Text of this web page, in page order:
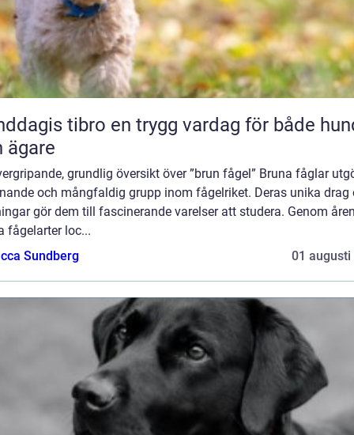
en trygg vardag för både hund
ägare
grundlig översikt över ”brun fågel” Bruna fåglar
och mångfaldig grupp inom fågelriket. Deras unika drag
gör dem till fascinerande varelser att studera. Genom
fågelarter loc...
Sundberg
01 augusti